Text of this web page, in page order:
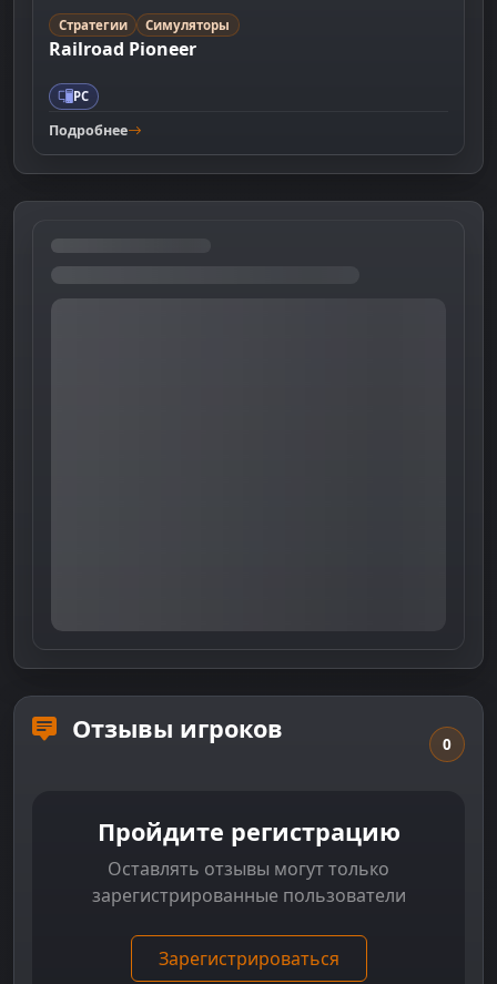
Стратегии Симуляторы
Railroad Pioneer
PC
Подробнее
Отзывы игроков 0
Пройдите регистрацию
Оставлять отзывы могут только
зарегистрированные пользователи
Зарегистрироваться